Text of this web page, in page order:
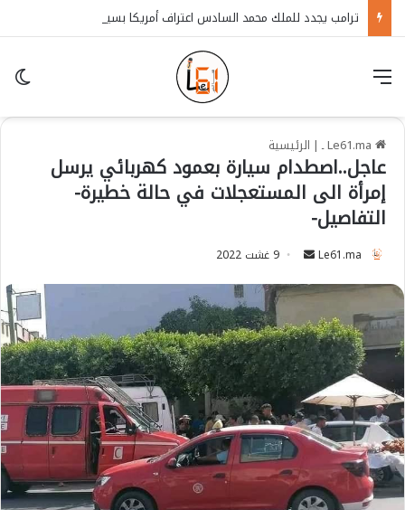
| الرئيسية
عاجل..اصطدام سيارة بعمود كهربائي يرسل
إمرأة الى المستعجلات في حالة خطيرة-
التفاصيل-
Le61.ma
n
d
a
n
e
m
a
l
9 غشت 2022